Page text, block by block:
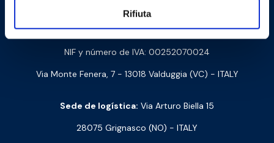
Rifiuta
Barberi Rubinetterie Industriali S.r.l. a socio unico
NIF y número de IVA: 00252070024
Via Monte Fenera, 7 - 13018 Valduggia (VC) - ITALY
Sede de logística: Via Arturo Biella 15
28075 Grignasco (NO) - ITALY